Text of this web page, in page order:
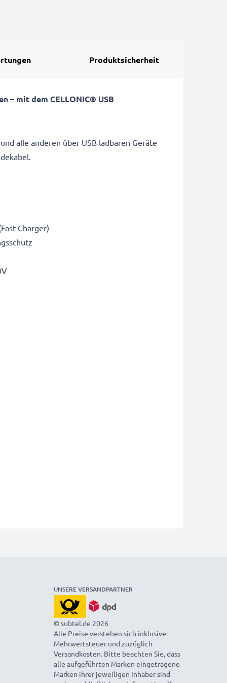
Produktsicherheit
– mit dem CELLONIC® USB
alle anderen über USB ladbaren Geräte
Charger)
UNSERE VERSANDPARTNER
© subtel.de 2026
Alle Preise verstehen sich inklusive
Mehrwertsteuer und zuzüglich
Versandkosten. Bitte beachten Sie, dass
alle aufgeführten Marken eingetragene
Marken ihrer jeweiligen Inhaber sind